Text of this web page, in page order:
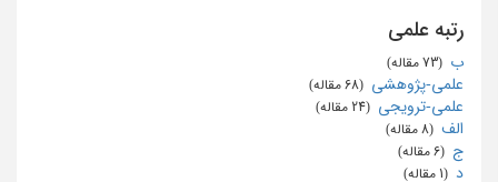
رتبه علمی
ب
علمی-پژوهشی
علمی-ترویجی
الف
ج
د